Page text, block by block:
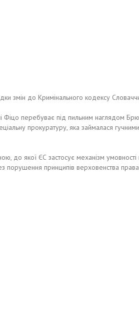
змін до Кримінального кодексу
Фіцо перебуває під пильним наглядом
прокуратуру, яка займалася
до якої ЄС застосує механізм умовності
порушення принципів верховенства